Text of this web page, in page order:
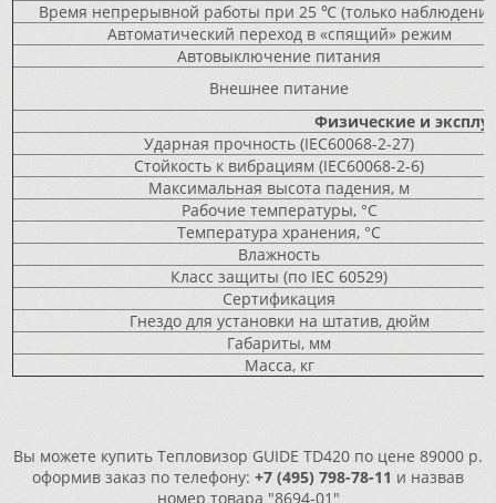
Время непрерывной работы при 25 ℃ (только
Автоматический переход в «спящий» режим
Автовыключение питания
Внешнее питание
Физические и
Ударная прочность (IEC60068-2-27)
Стойкость к вибрациям (IEC60068-2-6)
Максимальная высота падения, м
Рабочие температуры, °C
Температура хранения, °С
Влажность
Класс защиты (по IEC 60529)
Сертификация
Гнездо для установки на штатив, дюйм
Габариты, мм
Масса, кг
Вы можете купить Тепловизор GUIDE TD420 по цене 89000 р.
оформив заказ по телефону: +7 (495) 798-78-11 и назвав
номер товара "8694-01"